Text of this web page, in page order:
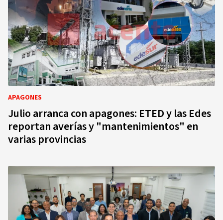
APAGONES
Julio arranca con apagones: ETED y las Edes
reportan averías y "mantenimientos" en
varias provincias